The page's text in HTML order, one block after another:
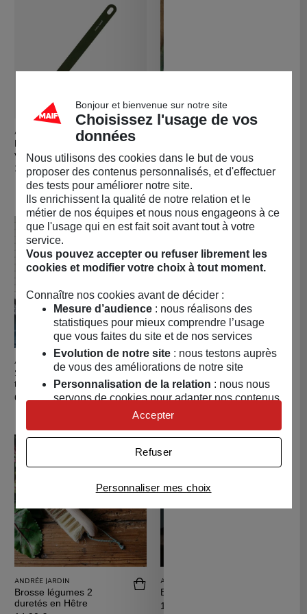
ANDRÉE JARDIN
Manche Super Brosse
vaisselle - vert olive
Prix
10,90 €
Acheter Manche Super Brosse
medium "SUPER brosse
vaisselle"
Prix
6,90 €
ANDRÉE JARDIN
Savon détachant contre
taches tenaces
Prix
6,50 €
Acheter Savon détachant contre taches
ANDRÉE JARDIN
Brosse pour le dos en
Frêne
Prix
38,90 €
ANDRÉE JARDIN
Brosse légumes 2
duretés en Hêtre
Acheter Brosse légumes 2 duretés en
ANDRÉE JARDIN
Brosse à vêtements
Prix
19,90 €
Bonjour et bienvenue sur notre site
Choisissez l'usage de vos
données
Nous utilisons des cookies dans le but de vous
proposer des contenus personnalisés, et d'effectuer
des tests pour améliorer notre site.
Ils enrichissent la qualité de notre relation et le
métier de nos équipes et nous nous engageons à ce
que l'usage qui en est fait soit avant tout à votre
service.
Vous pouvez accepter ou refuser librement les
cookies et modifier votre choix à tout moment.
Connaître nos cookies avant de décider :
Mesure d’audience: nous réalisons des
statistiques pour mieux comprendre l’usage
que vous faites du site et de nos services
Evolution de notre site: nous testons auprès
de vous des améliorations de notre site
Personnalisation de la relation : nous nous
servons de cookies pour adapter nos contenus
et personnaliser nos offres
Univers publicitaire: nous utilisons avec nos
publicités personnalisées
Personnaliser mes choix
Refuser
Accepter